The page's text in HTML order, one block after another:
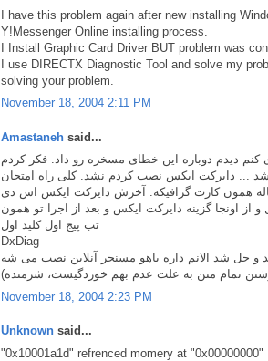
I have this problem again after new installing
Y!Messenger Online installing process.
I Install Graphic Card Driver BUT problem was
I use DIRECTX Diagnostic Tool and solve my
solving your problem.
November 18, 2004 2:11 PM
Amastaneh said...
کنم دیدم دوباره این خطای مسخره رو داد. فکر کردم
... دایرکت ایکس نصب کردم نشد. کلی راه امتحان
همون کارت گرافیکه. آخرش دایرکت ایکس اس دی
از اونجا گزینه دایرکت ایکس و بعد از اجرا تو همون
تب پیج اول کلید اول
DxDiag
November 18, 2004 2:23 PM
Unknown said...
"0x10001a1d" refrenced momery at "0x00000000"